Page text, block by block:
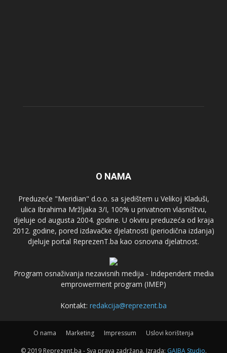
O NAMA
Preduzeće "Meridian" d.o.o. sa sjedištem u Velikoj Kladuši,
ulica Ibrahima Mržljaka 3/I, 100% u privatnom vlasništvu,
djeluje od augusta 2004. godine. U okviru preduzeća od kraja
2012. godine, pored izdavačke djelatnosti (periodična izdanja)
djeluje portal ReprezenT.ba kao osnovna djelatnost.
Program osnaživanja nezavisnih medija - Independent media
emprowerment program (IMEP)
Kontakt: redakcija@reprezent.ba
O nama Marketing Impressum Uslovi korištenja
© 2019 Reprezent.ba - Sva prava zadržana. Izrada: GAJBA Studio.